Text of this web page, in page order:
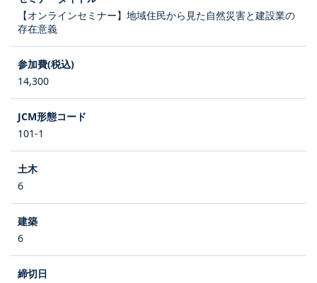
【オンラインセミナー】地域住民から見た自然災害と建設業の
存在意義
14,300
101-1
6
6